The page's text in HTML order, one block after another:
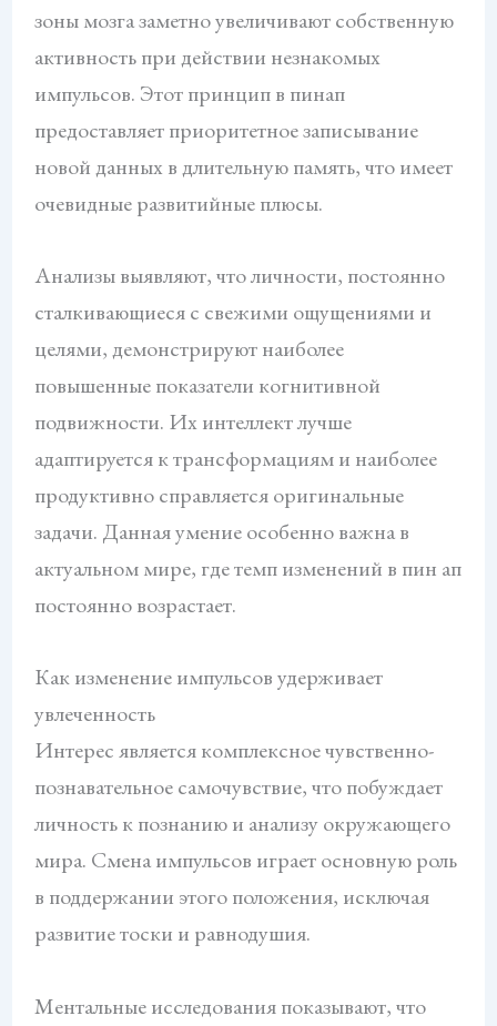
зоны мозга заметно увеличивают собственную
активность при действии незнакомых
импульсов. Этот принцип в пинап
предоставляет приоритетное записывание
новой данных в длительную память, что имеет
очевидные развитийные плюсы.
Анализы выявляют, что личности, постоянно
сталкивающиеся с свежими ощущениями и
целями, демонстрируют наиболее
повышенные показатели когнитивной
подвижности. Их интеллект лучше
адаптируется к трансформациям и наиболее
продуктивно справляется оригинальные
задачи. Данная умение особенно важна в
актуальном мире, где темп изменений в пин ап
постоянно возрастает.
Как изменение импульсов удерживает
увлеченность
Интерес является комплексное чувственно-
познавательное самочувствие, что побуждает
личность к познанию и анализу окружающего
мира. Смена импульсов играет основную роль
в поддержании этого положения, исключая
развитие тоски и равнодушия.
Ментальные исследования показывают, что